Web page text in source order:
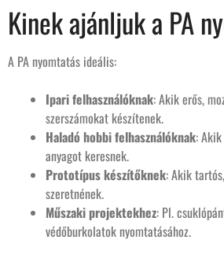
Kinek ajánljuk a PA
A PA nyomtatás ideális:
Ipari felhasználóknak: Akik erős,
szerszámokat készítenek.
Haladó hobbi felhasználóknak:
anyagot keresnek.
Prototípus készítőknek: Akik
szeretnének.
Műszaki projektekhez: Pl.
védőburkolatok nyomtatásához.